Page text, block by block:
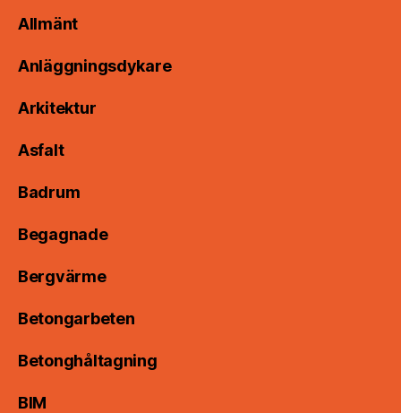
Allmänt
Anläggningsdykare
Arkitektur
Asfalt
Badrum
Begagnade
Bergvärme
Betongarbeten
Betonghåltagning
BIM